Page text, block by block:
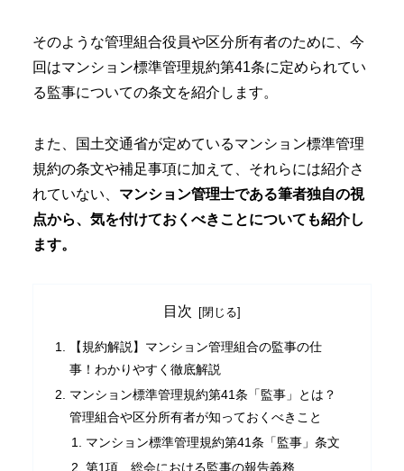
そのような管理組合役員や区分所有者のために、今
回はマンション標準管理規約第41条に定められてい
る監事についての条文を紹介します。
また、国土交通省が定めているマンション標準管理
規約の条文や補足事項に加えて、それらには紹介さ
れていない、 マンション管理士である筆者独自の視
点から、気を付けておくべきことについても紹介し
ます。
目次
【規約解説】マンション管理組合の監事の仕
事！わかりやすく徹底解説
マンション標準管理規約第41条「監事」とは？
管理組合や区分所有者が知っておくべきこと
マンション標準管理規約第41条「監事」条文
第1項 総会における監事の報告義務